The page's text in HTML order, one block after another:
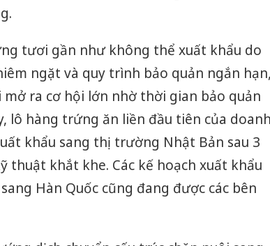
tươi gần như không thể xuất khẩu do
ngặt và quy trình bảo quản ngắn hạn,
ra cơ hội lớn nhờ thời gian bảo quản
lô hàng trứng ăn liền đầu tiên của doanh
khẩu sang thị trường Nhật Bản sau 3
thuật khắt khe. Các kế hoạch xuất khẩu
Hàn Quốc cũng đang được các bên